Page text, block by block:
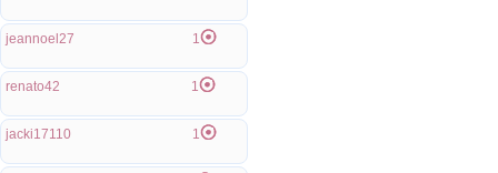
jeannoel27 1
renato42 1
jacki17110 1